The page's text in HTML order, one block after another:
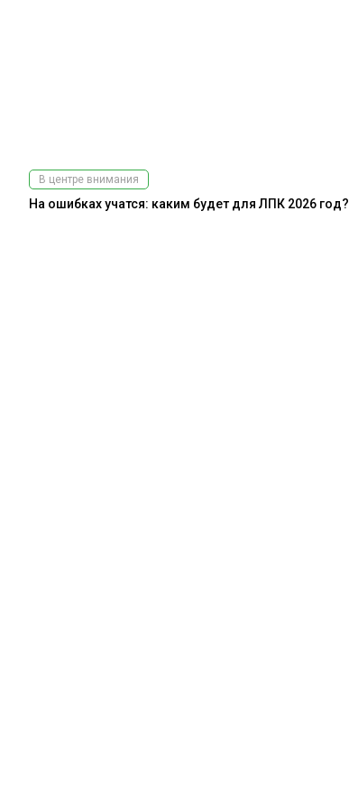
В центре внимания
На ошибках учатся: каким будет для ЛПК 2026 год?